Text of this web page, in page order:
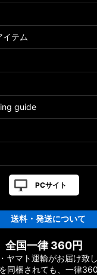
イテム
guide
PCサイト
送料・発送について
全国一律 360円
ヤマト運輸がお届け致し
同梱されても、一律360